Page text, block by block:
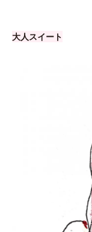
大人スイート